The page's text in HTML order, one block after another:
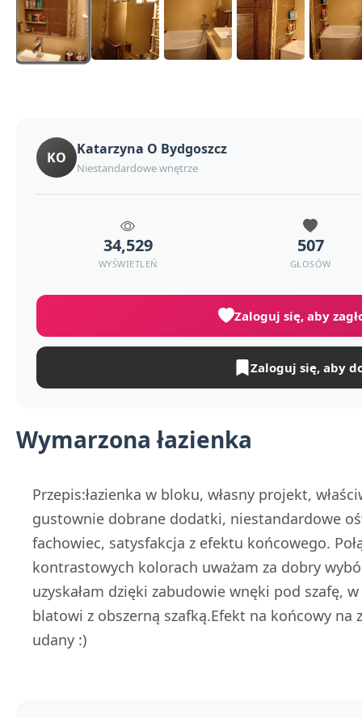
Wymarzona łazienka
Przepis:łazienka w bloku, własny projekt,
gustownie dobrane dodatki, niestandardowe
fachowiec, satysfakcja z efektu końcowego.
kontrastowych kolorach uważam za dobry
uzyskałam dzięki zabudowie wnęki pod szafę,
blatowi z obszerną szafką.Efekt na końcowy na
udany :)
KO Katarzyna O Bydgoszcz
Niestandardowe wnętrze
34,529
WYŚWIETLEŃ
507
GŁOSÓW
Zaloguj się, aby
Zaloguj się, aby